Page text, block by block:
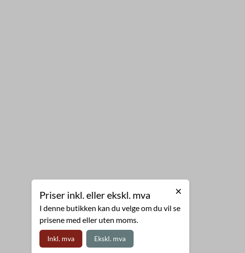
Priser inkl. eller ekskl. mva
I denne butikken kan du velge om du vil se
prisene med eller uten moms.
Inkl. mva Ekskl. mva